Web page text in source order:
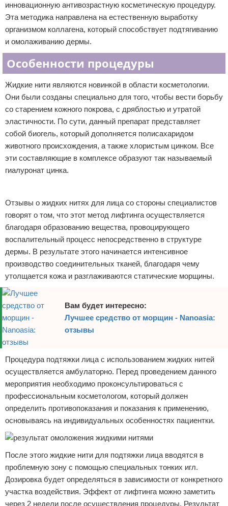
инновационную антивозрастную косметическую процедуру.
Эта методика направлена на естественную выработку
организмом коллагена, который способствует подтягиванию
и омолаживанию дермы.
Особенности процедуры
Жидкие нити являются новинкой в области косметологии.
Они были созданы специально для того, чтобы вести борьбу
со старением кожного покрова, с дряблостью и утратой
эластичности. По сути, данный препарат представляет
собой биогель, который дополняется полисахаридом
животного происхождения, а также хлористым цинком. Все
эти составляющие в комплексе образуют так называемый
гиалуронат цинка.
Отзывы о жидких нитях для лица со стороны специалистов
говорят о том, что этот метод лифтинга осуществляется
благодаря образованию вещества, провоцирующего
воспалительный процесс непосредственно в структуре
дермы. В результате этого начинается интенсивное
производство соединительных тканей, благодаря чему
утолщается кожа и разглаживаются статические морщины.
Вам будет интересно:
Лучшее средство от морщин - Nanoasia:
отзывы
Процедура подтяжки лица с использованием жидких нитей
осуществляется амбулаторно. Перед проведением данного
мероприятия необходимо проконсультироваться с
профессиональным косметологом, который должен
определить противопоказания и показания к применению,
основываясь на индивидуальных особенностях пациентки.
После этого жидкие нити для подтяжки лица вводятся в
проблемную зону с помощью специальных тонких игл.
Дозировка будет определяться в зависимости от конкретного
участка воздействия. Эффект от лифтинга можно заметить
через 2 недели после осуществления процедуры. Результат